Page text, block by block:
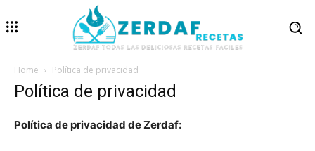
Home Política de privacidad
Política de privacidad
Política de privacidad de Zerdaf: